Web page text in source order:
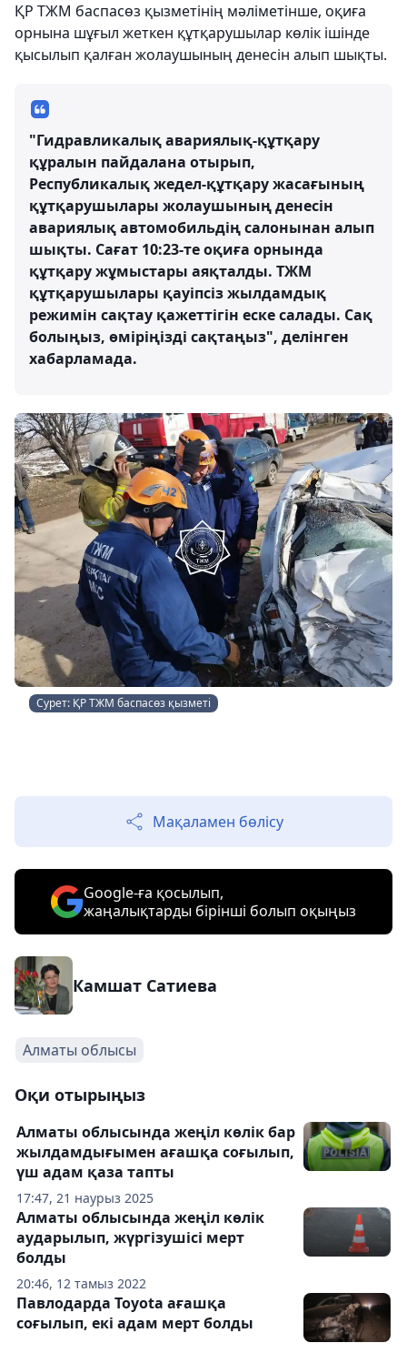
ҚР ТЖМ баспасөз қызметінің мәліметінше, оқиға
орнына шұғыл жеткен құтқарушылар көлік ішінде
қысылып қалған жолаушының денесін алып шықты.
"Гидравликалық авариялық-құтқару
құралын пайдалана отырып,
Республикалық жедел-құтқару жасағының
құтқарушылары жолаушының денесін
авариялық автомобильдің салонынан алып
шықты. Сағат 10:23-те оқиға орнында
құтқару жұмыстары аяқталды. ТЖМ
құтқарушылары қауіпсіз жылдамдық
режимін сақтау қажеттігін еске салады. Сақ
болыңыз, өміріңізді сақтаңыз", делінген
хабарламада.
Сурет: ҚР ТЖМ баспасөз қызметі
Мақаламен бөлісу
Google-ға қосылып,
жаңалықтарды бірінші болып оқыңыз
Камшат Сатиева
Алматы облысы
Оқи отырыңыз
17:47, 21 наурыз 2025
Алматы облысында жеңіл көлік бар
жылдамдығымен ағашқа соғылып,
үш адам қаза тапты
20:46, 12 тамыз 2022
Алматы облысында жеңіл көлік
аударылып, жүргізушісі мерт
болды
Павлодарда Toyota ағашқа
соғылып, екі адам мерт болды